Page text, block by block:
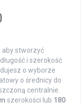
aby stworzyć
i szerokość
o wyborze
o średnicy do
centralnie.
szerokości lub 180